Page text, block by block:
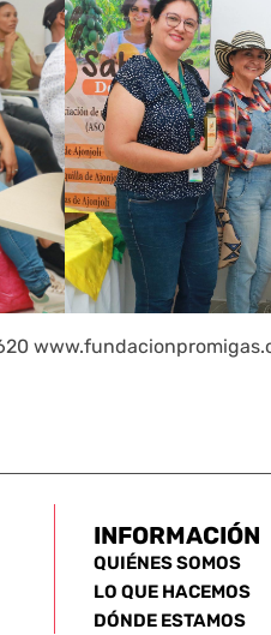
INFORMACIÓN
QUIÉNES SOMOS
LO QUE HACEMOS
DÓNDE ESTAMOS